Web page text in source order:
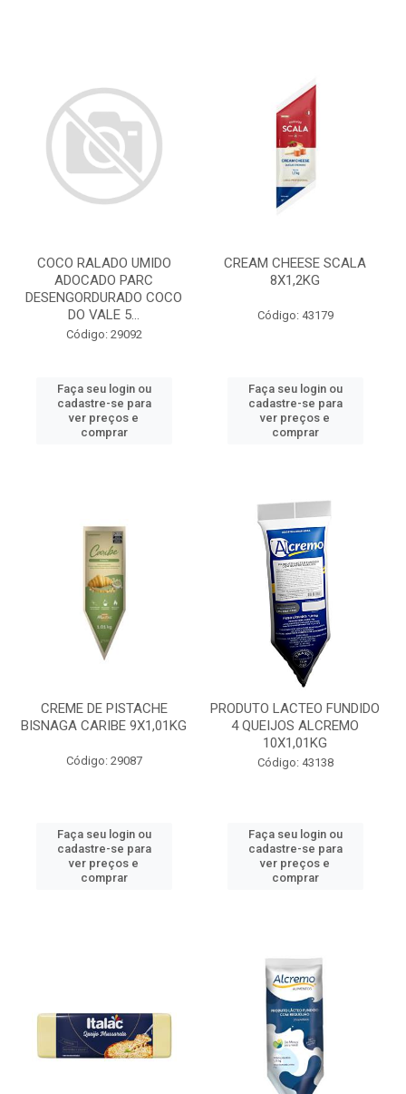
COCO RALADO UMIDO
ADOCADO PARC
DESENGORDURADO COCO
DO VALE 5...
Código: 29092
Faça seu login ou
cadastre-se para
ver preços e
comprar
CREAM CHEESE SCALA
8X1,2KG
Código: 43179
Faça seu login ou
cadastre-se para
ver preços e
comprar
CREME DE PISTACHE
BISNAGA CARIBE 9X1,01KG
Código: 29087
Faça seu login ou
cadastre-se para
ver preços e
comprar
PRODUTO LACTEO FUNDIDO
4 QUEIJOS ALCREMO
10X1,01KG
Código: 43138
Faça seu login ou
cadastre-se para
ver preços e
comprar